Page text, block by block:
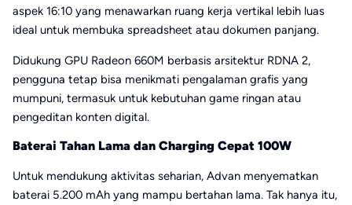
aspek 16:10 yang menawarkan ruang kerja vertikal lebih luas
ideal untuk membuka spreadsheet atau dokumen panjang.
Didukung GPU Radeon 660M berbasis arsitektur RDNA 2,
pengguna tetap bisa menikmati pengalaman grafis yang
mumpuni, termasuk untuk kebutuhan game ringan atau
pengeditan konten digital.
Baterai Tahan Lama dan Charging Cepat 100W
Untuk mendukung aktivitas seharian, Advan menyematkan
baterai 5.200 mAh yang mampu bertahan lama. Tak hanya itu,